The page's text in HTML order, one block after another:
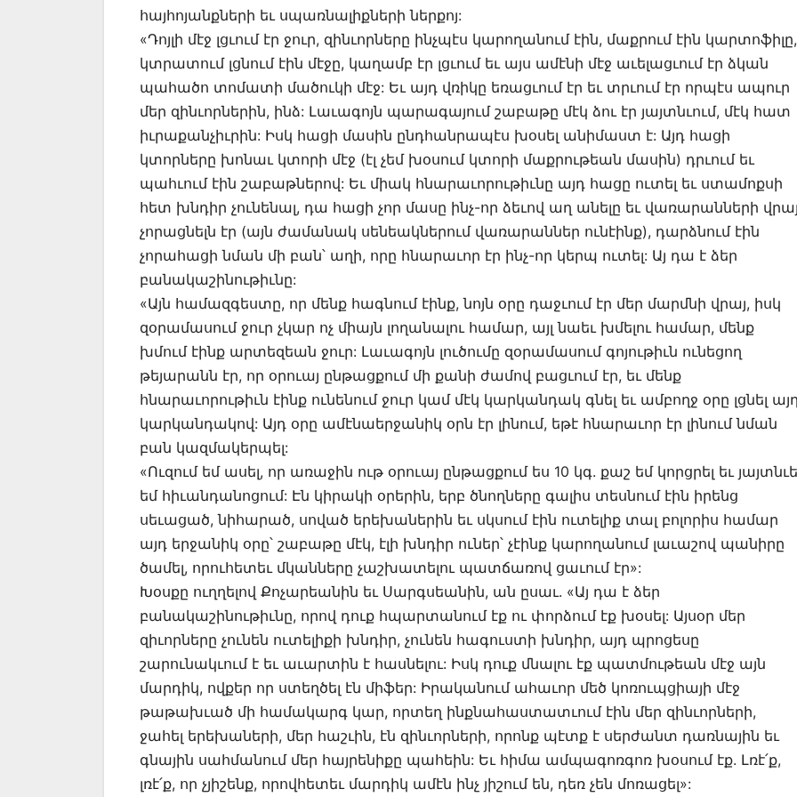
հայհոյանքների եւ սպառնալիքների ներքոյ:
«Դոյլի մէջ լցւում էր ջուր, զինւորները ինչպէս կարողանում էին, մաքրում էին կարտոֆիլը,
կտրատում լցնում էին մէջը, կաղամբ էր լցւում եւ այս ամէնի մէջ աւելացւում էր ձկան
պահածո տոմատի մածուկի մէջ: Եւ այդ վռիկը եռացւում էր եւ տրւում էր որպէս ապուր
մեր զինւորներին, ինձ: Լաւագոյն պարագայում շաբաթը մէկ ձու էր յայտնւում, մէկ հատ
իւրաքանչիւրին: Իսկ հացի մասին ընդհանրապէս խօսել անիմաստ է: Այդ հացի
կտորները խոնաւ կտորի մէջ (էլ չեմ խօսում կտորի մաքրութեան մասին) դրւում եւ
պահւում էին շաբաթներով: Եւ միակ հնարաւորութիւնը այդ հացը ուտել եւ ստամոքսի
հետ խնդիր չունենալ, դա հացի չոր մասը ինչ-որ ձեւով աղ անելը եւ վառարանների
չորացնելն էր (այն ժամանակ սենեակներում վառարաններ ունէինք), դարձնում էին
չորահացի նման մի բան՝ աղի, որը հնարաւոր էր ինչ-որ կերպ ուտել: Այ դա է ձեր
բանակաշինութիւնը:
«Այն համազգեստը, որ մենք հագնում էինք, նոյն օրը դաջւում էր մեր մարմնի վրայ, իսկ
զօրամասում ջուր չկար ոչ միայն լողանալու համար, այլ նաեւ խմելու համար, մենք
խմում էինք արտեզեան ջուր: Լաւագոյն լուծումը զօրամասում գոյութիւն ունեցող
թեյարանն էր, որ օրուայ ընթացքում մի քանի ժամով բացւում էր, եւ մենք
հնարաւորութիւն էինք ունենում ջուր կամ մէկ կարկանդակ գնել եւ ամբողջ օրը լցնել
կարկանդակով: Այդ օրը ամէնաերջանիկ օրն էր լինում, եթէ հնարաւոր էր լինում նման
բան կազմակերպել:
«Ուզում եմ ասել, որ առաջին ութ օրուայ ընթացքում ես 10 կգ. քաշ եմ կորցրել եւ
եմ հիւանդանոցում: Էն կիրակի օրերին, երբ ծնողները գալիս տեսնում էին իրենց
սեւացած, նիհարած, սոված երեխաներին եւ սկսում էին ուտելիք տալ բոլորիս համար
այդ երջանիկ օրը՝ շաբաթը մէկ, էլի խնդիր ուներ՝ չէինք կարողանում լաւաշով պանիրը
ծամել, որուհետեւ մկանները չաշխատելու պատճառով ցաւում էր»:
Խօսքը ուղղելով Քոչարեանին եւ Սարգսեանին, ան ըսաւ. «Այ դա է ձեր
բանակաշինութիւնը, որով դուք հպարտանում էք ու փորձում էք խօսել: Այսօր մեր
զիւորները չունեն ուտելիքի խնդիր, չունեն հագուստի խնդիր, այդ պրոցեսը
շարունակւում է եւ աւարտին է հասնելու: Իսկ դուք մնալու էք պատմութեան մէջ այն
մարդիկ, ովքեր որ ստեղծել էն միֆեր: Իրականում ահաւոր մեծ կոռուպցիայի մէջ
թաթախւած մի համակարգ կար, որտեղ ինքնահաստատւում էին մեր զինւորների,
ջահել երեխաների, մեր հաշւին, էն զինւորների, որոնք պէտք է սերժանտ դառնային եւ
գնային սահմանում մեր հայրենիքը պահեին: Եւ հիմա ամպագոռգոռ խօսում էք. Լռէ՛ք,
լռէ՛ք, որ չյիշենք, որովհետեւ մարդիկ ամէն ինչ յիշում են, դեռ չեն մոռացել»: